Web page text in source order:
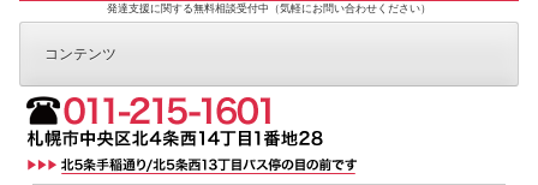
発達支援に関する無料相談受付中（気軽にお問い合わせください）
コンテンツ